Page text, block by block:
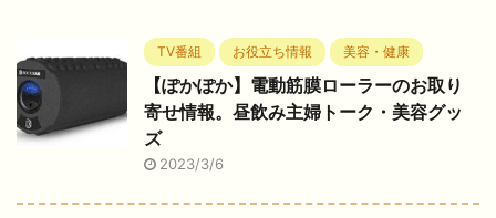
TV番組 お役立ち情報 美容・健康
【ぽかぽか】電動筋膜ローラーのお取り
寄せ情報。昼飲み主婦トーク・美容グッ
ズ
2023/3/6